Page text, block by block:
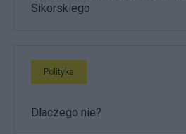
Sikorskiego
Polityka
Dlaczego nie?